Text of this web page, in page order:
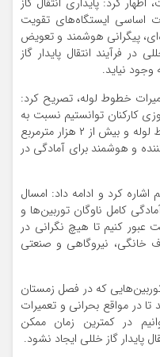
اساسی ایستگاه‌های تقویت
پیگرانی هوشمند و تعویض
فرآیند انتقال پایدار گاز
نیاید.
خطوط لوله، تصریح کرد:
کارکنان توانستیم نسبت به
نشت‌یابی بیش از ۳ هزار کیلومتر خطوط لوله و بیش از ۲ هزار مترمربع
و هوشمند برای آمادگی در
رکورد انتقال گاز در سال ۱۳۹۹ هم اشاره کرد و ادامه داد: امسال
کامل ناوگان توربین‌ها و
کنیم تا هیچ‌ نگرانی در
خانگی، نیروگاهی و صنعتی
که در فصل زمستان
تا در مواقع بحرانی و تعمیرات
در کمترین زمان ممکن
پایدار گاز خللی ایجاد نشود.